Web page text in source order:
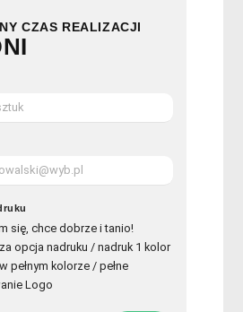
CZAS REALIZACJI
się, chce dobrze i tanio!
opcja nadruku / nadruk 1 kolor
pełnym kolorze / pełne
Logo